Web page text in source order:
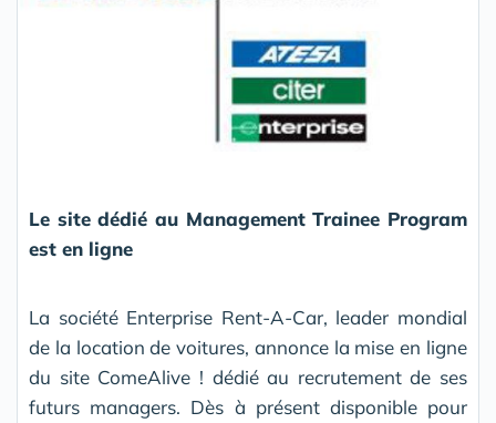
Le site dédié au Management Trainee Program
est en ligne
La société Enterprise Rent-A-Car, leader mondial
de la location de voitures, annonce la mise en ligne
du site ComeAlive ! dédié au recrutement de ses
futurs managers. Dès à présent disponible pour